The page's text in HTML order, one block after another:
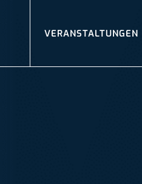
VERANSTALTUNGEN